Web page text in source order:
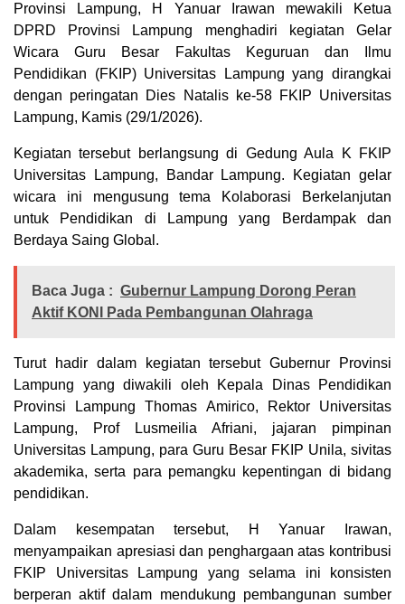
Provinsi Lampung, H Yanuar Irawan mewakili Ketua
DPRD Provinsi Lampung menghadiri kegiatan Gelar
Wicara Guru Besar Fakultas Keguruan dan Ilmu
Pendidikan (FKIP) Universitas Lampung yang dirangkai
dengan peringatan Dies Natalis ke-58 FKIP Universitas
Lampung, Kamis (29/1/2026).
Kegiatan tersebut berlangsung di Gedung Aula K FKIP
Universitas Lampung, Bandar Lampung. Kegiatan gelar
wicara ini mengusung tema Kolaborasi Berkelanjutan
untuk Pendidikan di Lampung yang Berdampak dan
Berdaya Saing Global.
Baca Juga : Gubernur Lampung Dorong Peran
Aktif KONI Pada Pembangunan Olahraga
Turut hadir dalam kegiatan tersebut Gubernur Provinsi
Lampung yang diwakili oleh Kepala Dinas Pendidikan
Provinsi Lampung Thomas Amirico, Rektor Universitas
Lampung, Prof Lusmeilia Afriani, jajaran pimpinan
Universitas Lampung, para Guru Besar FKIP Unila, sivitas
akademika, serta para pemangku kepentingan di bidang
pendidikan.
Dalam kesempatan tersebut, H Yanuar Irawan,
menyampaikan apresiasi dan penghargaan atas kontribusi
FKIP Universitas Lampung yang selama ini konsisten
berperan aktif dalam mendukung pembangunan sumber